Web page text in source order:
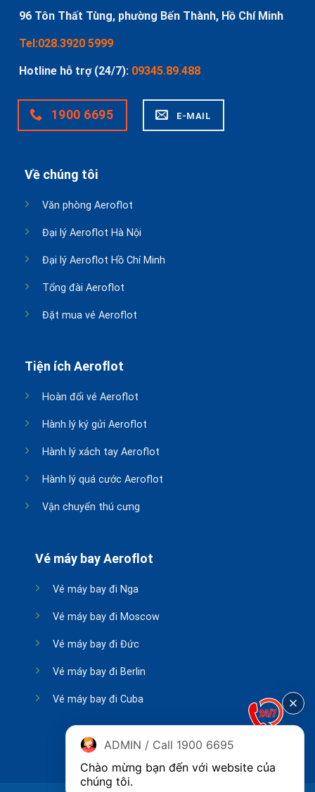
96 Tôn Thất Tùng, phường Bến Thành, Hồ Chí Minh
Tel:028.3920 5999
Hotline hỗ trợ (24/7): 09345.89.488
1900 6695 E-MAIL
Về chúng tôi
Văn phòng Aeroflot
Đại lý Aeroflot Hà Nội
Đại lý Aeroflot Hồ Chí Minh
Tổng đài Aeroflot
Đặt mua vé Aeroflot
Tiện ích Aeroflot
Hoàn đổi vé Aeroflot
Hành lý ký gửi Aeroflot
Hành lý xách tay Aeroflot
Hành lý quá cước Aeroflot
Vận chuyển thú cưng
Vé máy bay Aeroflot
Vé máy bay đi Nga
Vé máy bay đi Moscow
Vé máy bay đi Đức
Vé máy bay đi Berlin
Vé máy bay đi Cuba
ADMIN / Call 1900 6695
Chào mừng bạn đến với website của
chúng tôi.